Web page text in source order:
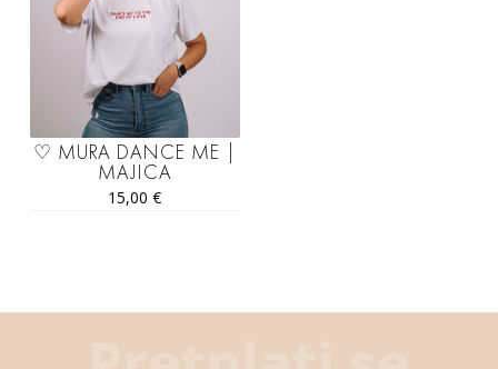
♡ MURA DANCE ME |
MAJICA
15,00€